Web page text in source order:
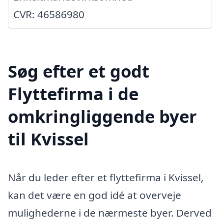
CVR: 46586980
Søg efter et godt
Flyttefirma i de
omkringliggende byer
til Kvissel
Når du leder efter et flyttefirma i Kvissel,
kan det være en god idé at overveje
mulighederne i de nærmeste byer. Derved